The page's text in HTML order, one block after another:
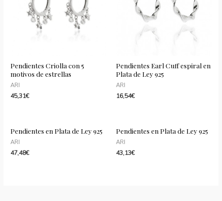
quantity
Pendientes Criolla con 5
motivos de estrellas
ARI
45,31€
Pendientes Earl Cuff espiral en
Plata de Ley 925
ARI
16,54€
Pendientes en Plata de Ley 925
ARI
47,48€
Pendientes en Plata de Ley 925
ARI
43,13€